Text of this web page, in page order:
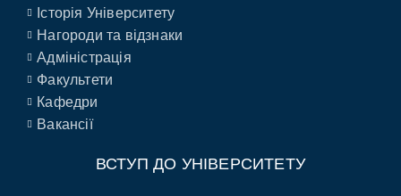
Історія Університету
Нагороди та відзнаки
Адміністрація
Факультети
Кафедри
Вакансії
ВСТУП ДО УНІВЕРСИТЕТУ